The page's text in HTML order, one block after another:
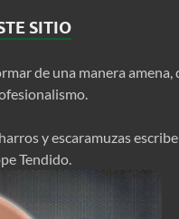
SITIO
de una manera amena,
y escaramuzas
Tendido.